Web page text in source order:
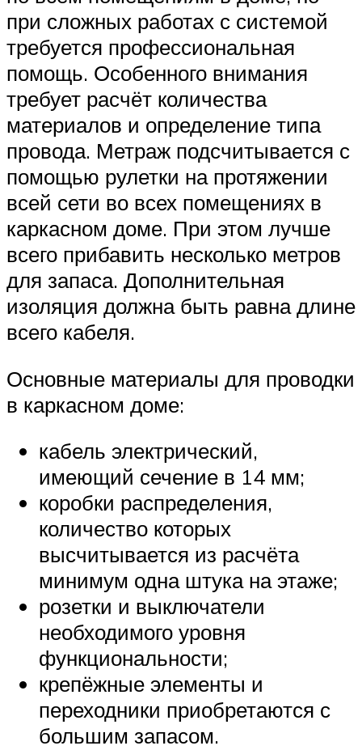
при сложных работах с системой
требуется профессиональная
помощь. Особенного внимания
требует расчёт количества
материалов и определение типа
провода. Метраж подсчитывается с
помощью рулетки на протяжении
всей сети во всех помещениях в
каркасном доме. При этом лучше
всего прибавить несколько метров
для запаса. Дополнительная
изоляция должна быть равна длине
всего кабеля.
Основные материалы для проводки
в каркасном доме:
кабель электрический,
имеющий сечение в 14 мм;
коробки распределения,
количество которых
высчитывается из расчёта
минимум одна штука на этаже;
розетки и выключатели
необходимого уровня
функциональности;
крепёжные элементы и
переходники приобретаются с
большим запасом.